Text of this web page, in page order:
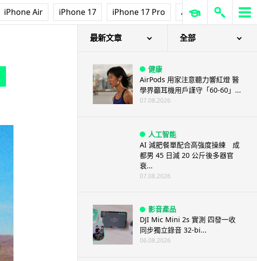
iPhone Air iPhone 17 iPhone 17 Pro AirPods Pro 3
最新文章 全部
健康
AirPods 用家注意聽力響紅燈 醫
學界籲耳機用戶謹守「60-60」...
07.08.2026
人工智能
AI 減肥餐單配合高強度操練 成
都男 45 日減 20 公斤後多器官
衰...
07.08.2026
影音產品
DJI Mic Mini 2s 實測 四發一收
同步獨立錄音 32-bi...
06.08.2026